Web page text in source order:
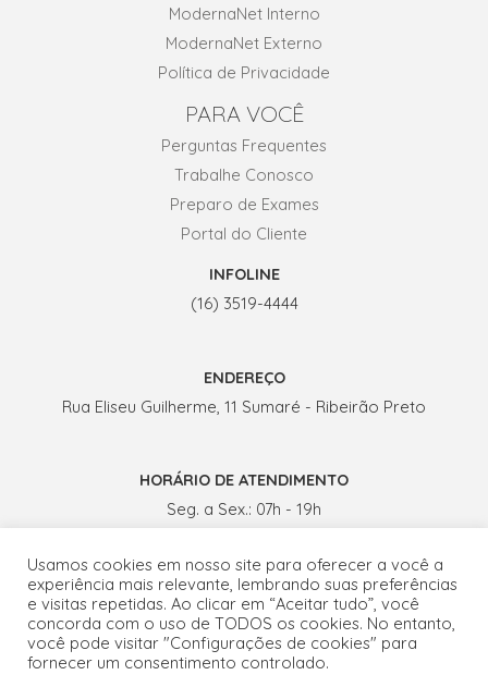
ModernaNet Interno
ModernaNet Externo
Política de Privacidade
PARA VOCÊ
Perguntas Frequentes
Trabalhe Conosco
Preparo de Exames
Portal do Cliente
INFOLINE
(16) 3519-4444
ENDEREÇO
Rua Eliseu Guilherme, 11 Sumaré - Ribeirão Preto
HORÁRIO DE ATENDIMENTO
Seg. a Sex.: 07h - 19h
Usamos cookies em nosso site para oferecer a você a
experiência mais relevante, lembrando suas preferências
e visitas repetidas. Ao clicar em “Aceitar tudo”, você
concorda com o uso de TODOS os cookies. No entanto,
você pode visitar "Configurações de cookies" para
fornecer um consentimento controlado.